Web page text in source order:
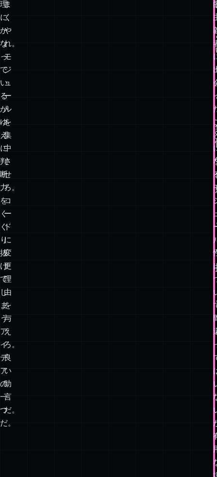
は、
あ
ま
り
に
理
に
か
な
っ
て
い
る
が
ゆ
え
に
判
断
力
を
く
ぐ
り
抜
け
て
し
ま
う
ア
イ
デ
れ。
そ
れ
を
う
ま
く
や
れ。
モ
ジ
ュ
ー
ル
を
集
中
さ
せ
ろ。
コ
ー
ド
に
変
更
理
由
を
与
え
ろ。
良